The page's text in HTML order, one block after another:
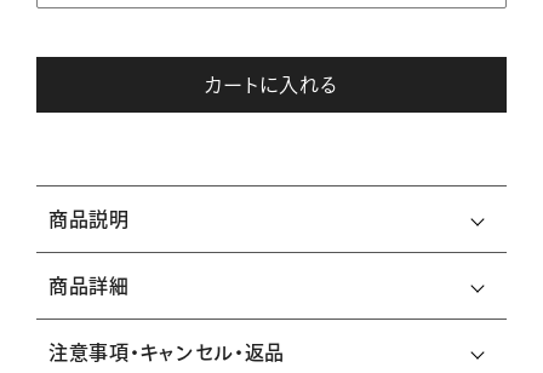
カートに入れる
商品説明
商品詳細
注意事項・キャンセル・返品